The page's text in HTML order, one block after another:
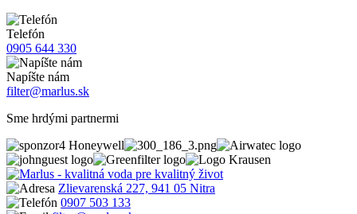
Telefón
0905 644 330
Napíšte nám
filter@marlus.sk
Sme hrdými partnermi
Zlievarenská 227, 941 05 Nitra
0907 503 133